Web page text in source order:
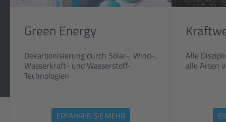
Green Energy
Dekarbonisierung durch Solar-, Wind-,
Wasserkraft- und Wasserstoff-
Technologien
ERFAHREN SIE MEHR
Alle
alle Arten